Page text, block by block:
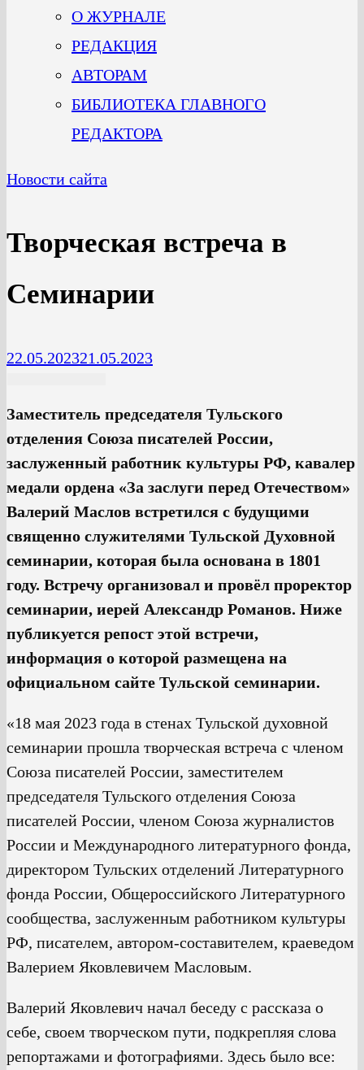
О ЖУРНАЛЕ
РЕДАКЦИЯ
АВТОРАМ
БИБЛИОТЕКА ГЛАВНОГО
РЕДАКТОРА
Новости сайта
Творческая встреча в
Семинарии
22.05.202321.05.2023
Заместитель председателя Тульского
отделения Союза писателей России,
заслуженный работник культуры РФ, кавалер
медали ордена «За заслуги перед Отечеством»
Валерий Маслов встретился с будущими
священно служителями Тульской Духовной
семинарии, которая была основана в 1801
году. Встречу организовал и провёл проректор
семинарии, иерей Александр Романов. Ниже
публикуется репост этой встречи,
информация о которой размещена на
официальном сайте Тульской семинарии.
«18 мая 2023 года в стенах Тульской духовной
семинарии прошла творческая встреча с членом
Союза писателей России, заместителем
председателя Тульского отделения Союза
писателей России, членом Союза журналистов
России и Международного литературного фонда,
директором Тульских отделений Литературного
фонда России, Общероссийского Литературного
сообщества, заслуженным работником культуры
РФ, писателем, автором-составителем, краеведом
Валерием Яковлевичем Масловым.
Валерий Яковлевич начал беседу с рассказа о
себе, своем творческом пути, подкрепляя слова
репортажами и фотографиями. Здесь было все: